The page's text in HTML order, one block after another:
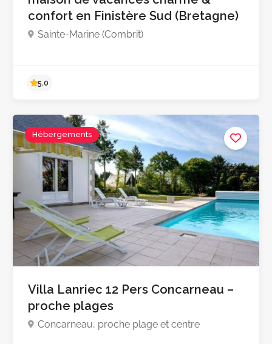
Pas encore d'avis
confort en Finistère Sud (Bretagne)
Sainte-Marine (Combrit)
Hébergements
Villa Lanriec 12 Pers Concarneau –
proche plages
Concarneau, proche plage et centre